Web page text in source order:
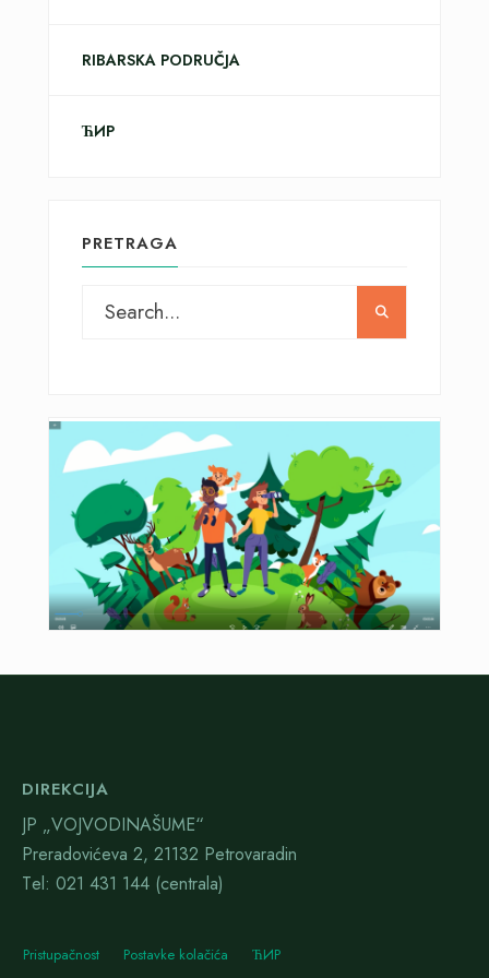
RIBARSKA PODRUČJA
ЋИР
PRETRAGA
DIREKCIJA
JP „VOJVODINAŠUME“
Preradovićeva 2, 21132 Petrovaradin
Тel: 021 431 144 (centrala)
Pristupačnost Postavke kolačića ЋИР